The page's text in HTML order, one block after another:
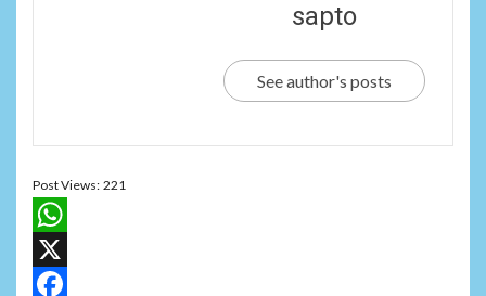
sapto
See author's posts
Post Views: 221
WhatsApp
X